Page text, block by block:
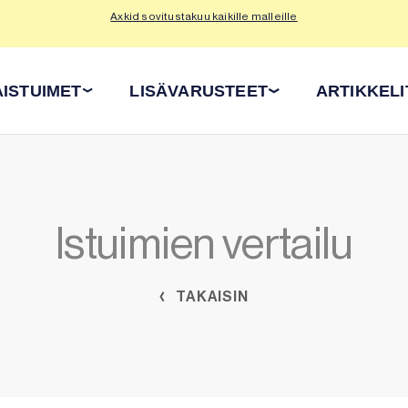
Axkid sovitustakuu kaikille malleille
LISÄVARUSTEET
Istuimien vertailu
TAKAISIN